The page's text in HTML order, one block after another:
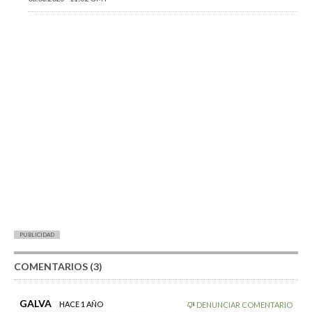
PUBLICIDAD
COMENTARIOS (3)
GALVA HACE 1 AÑO DENUNCIAR COMENTARIO